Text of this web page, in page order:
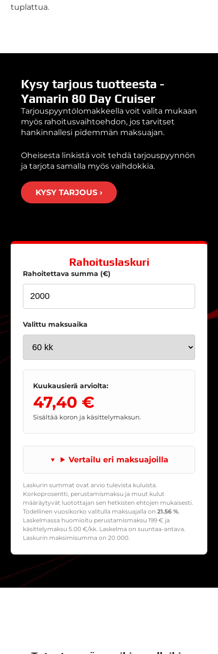
tuplattua.
Kysy tarjous tuotteesta -
Yamarin 80 Day Cruiser
Tarjouspyyntölomakkeella voit valita mukaan
myös rahoitusvaihtoehdon, jos tarvitset
hankinnallesi pidemmän maksuajan.
Oheisesta linkistä voit tehdä tarjouspyynnön
ja tarjota samalla myös vaihdokkia.
KYSY TARJOUS ›
Rahoituslaskuri
Rahoitettava summa (€)
Valittu maksuaika
Kuukausierä arviolta:
47,40 €
Sisältää koron ja käsittelymaksun.
Vertailu eri maksuajoilla
Laskurin summat ovat arvio tulevista kuluista.
Korkoprosentti, perustamismaksu ja muut kulut
määräytyvät luotottajan sen hetkisten ehtojen mukaisesti.
Todellinen vuosikorko valitulla maksuajalla on21.56 %.
Laskelmassa huomioitu perustamismaksu199 € ja
käsittelymaksu5.00 €/kk. Laskelma on suuntaa-antava.
Laskurin maksimisumma on 20 000.